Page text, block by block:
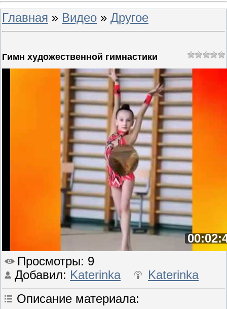
Главная » Видео » Другое
Гимн художественной гимнастики
Просмотры: 9
Добавил: Katerinka
Katerinka
Описание материала: